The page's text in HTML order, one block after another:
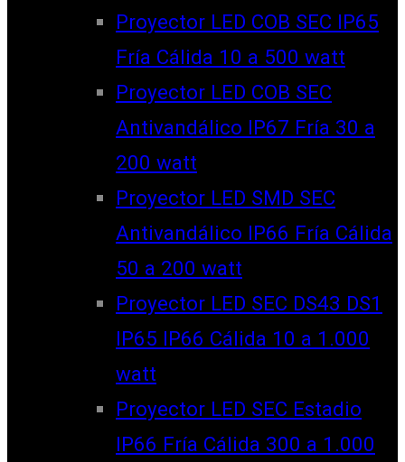
Proyector LED COB SEC IP65
Fría Cálida 10 a 500 watt
Proyector LED COB SEC
Antivandálico IP67 Fría 30 a
200 watt
Proyector LED SMD SEC
Antivandálico IP66 Fría Cálida
50 a 200 watt
Proyector LED SEC DS43 DS1
IP65 IP66 Cálida 10 a 1.000
watt
Proyector LED SEC Estadio
IP66 Fría Cálida 300 a 1.000